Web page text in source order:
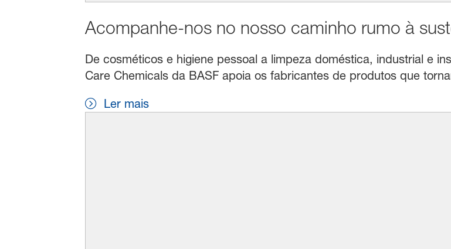
Acompanhe-nos no nosso caminho rumo à
De cosméticos e higiene pessoal a limpeza doméstica, industrial e
Care Chemicals da BASF apoia os fabricantes de produtos que
Ler mais